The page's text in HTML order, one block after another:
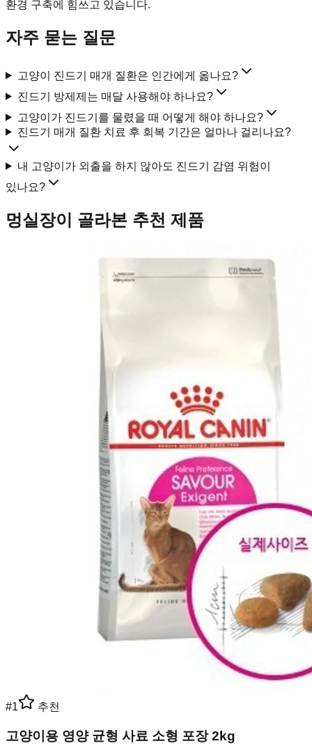
환경 구축에 힘쓰고 있습니다.
자주 묻는 질문
고양이 진드기 매개 질환은 인간에게 옮나요?
진드기 방제제는 매달 사용해야 하나요?
고양이가 진드기를 물렸을 때 어떻게 해야 하나요?
진드기 매개 질환 치료 후 회복 기간은 얼마나 걸리나요?
내 고양이가 외출을 하지 않아도 진드기 감염 위험이
있나요?
멍실장이 골라본 추천 제품
#1 추천
고양이용 영양 균형 사료 소형 포장 2kg